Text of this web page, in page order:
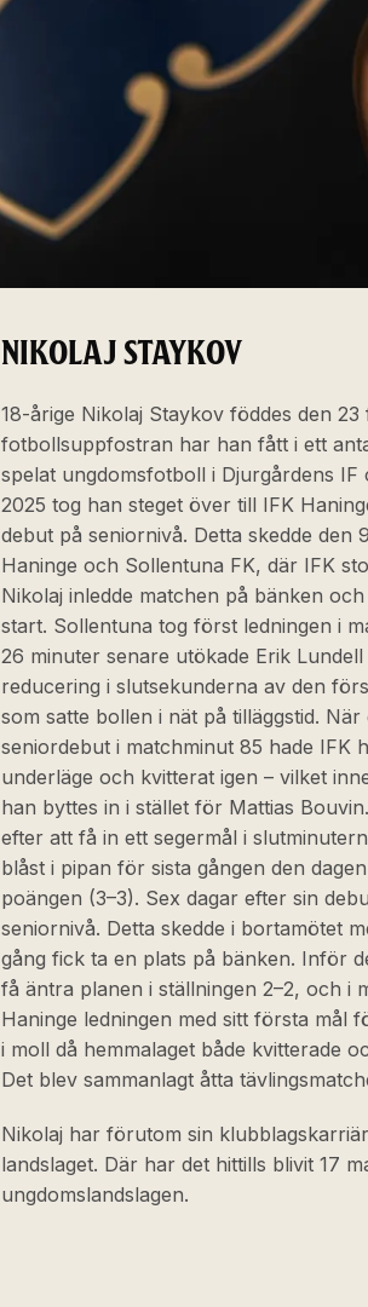
NIKOLAJ STAYKOV
18-årige Nikolaj Staykov föddes den
fotbollsuppfostran har han fått i ett
spelat ungdomsfotboll i Djurgårdens
2025 tog han steget över till IFK
debut på seniornivå. Detta skedde den
Haninge och Sollentuna FK, där IFK
Nikolaj inledde matchen på bänken
start. Sollentuna tog först ledningen i
26 minuter senare utökade Erik
reducering i slutsekunderna av den
som satte bollen i nät på tilläggstid.
seniordebut i matchminut 85 hade IFK
underläge och kvitterat igen – vilket
han byttes in i stället för Mattias
efter att få in ett segermål i
blåst i pipan för sista gången den
poängen (3–3). Sex dagar efter sin
seniornivå. Detta skedde i bortamötet
gång fick ta en plats på bänken. Inför
få äntra planen i ställningen 2–2, och i
Haninge ledningen med sitt första mål
i moll då hemmalaget både kvitterade
Det blev sammanlagt åtta
Nikolaj har förutom sin
landslaget. Där har det hittills blivit 17
ungdomslandslagen.